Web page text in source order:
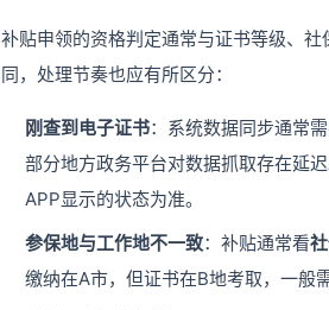
补贴申领的资格判定通常与证书等级、
同，处理节奏也应有所区分：
刚查到电子证书：系统数据同步通常
部分地方政务平台对数据抓取存在延
APP显示的状态为准。
参保地与工作地不一致：补贴通常看
缴纳在A市，但证书在B地考取，一般